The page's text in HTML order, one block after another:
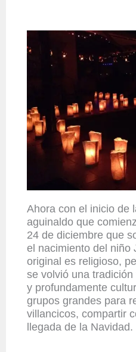
Ahora con el inicio de
aguinaldo que
24 de diciembre que
el nacimiento del niño
original es religioso,
se volvió una tradición
y profundamente
grupos grandes para
villancicos, compartir
llegada de la Navidad.